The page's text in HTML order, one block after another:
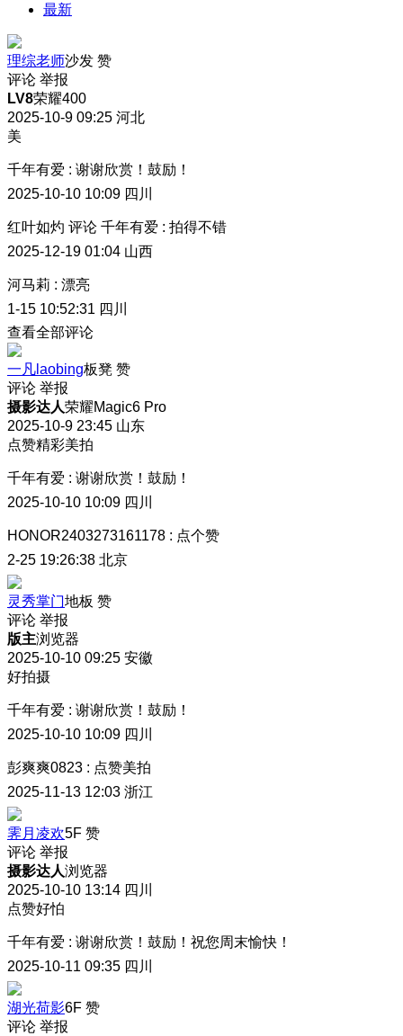
最新
理综老师沙发 赞
评论 举报
LV8荣耀400
2025-10-9 09:25 河北
美
千年有爱 : 谢谢欣赏！鼓励！
2025-10-10 10:09 四川
红叶如灼 评论 千年有爱 : 拍得不错
2025-12-19 01:04 山西
河马莉 : 漂亮
1-15 10:52:31 四川
查看全部评论
一凡laobing板凳 赞
评论 举报
摄影达人荣耀Magic6 Pro
2025-10-9 23:45 山东
点赞精彩美拍
千年有爱 : 谢谢欣赏！鼓励！
2025-10-10 10:09 四川
HONOR2403273161178 : 点个赞
2-25 19:26:38 北京
灵秀掌门地板 赞
评论 举报
版主浏览器
2025-10-10 09:25 安徽
好拍摄
千年有爱 : 谢谢欣赏！鼓励！
2025-10-10 10:09 四川
彭爽爽0823 : 点赞美拍
2025-11-13 12:03 浙江
霁月凌欢5F 赞
评论 举报
摄影达人浏览器
2025-10-10 13:14 四川
点赞好怕
千年有爱 : 谢谢欣赏！鼓励！祝您周末愉快！
2025-10-11 09:35 四川
湖光荷影6F 赞
评论 举报